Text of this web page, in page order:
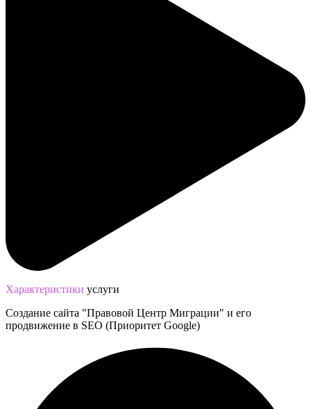
Характериcтики услуги
Создание сайта "Правовой Центр Миграции" и его
продвижение в SEO (Приоритет Google)